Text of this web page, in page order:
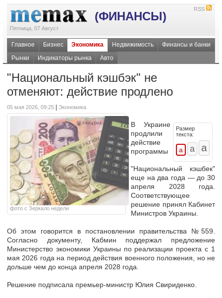
(ФИНАНСЫ)
Пятница, 07 Август
RSS
Главное Бизнес Экономика Недвижимость
Финансы и банки
Рынки
Индикаторы рынка Авто
"Национальный кэшбэк" не
отменяют: действие продлено
05 мая 2026, 09:25 Экономика
фото с Зеркало недели
Размер
текста:
В Украине
продлили
действие
программы
"Национальный кэшбек"
еще на два года — до 30
апреля 2028 года.
Соответствующее
решение принял Кабинет
Министров Украины.
Об этом говорится в постановлении правительства №559.
Согласно документу, Кабмин поддержал предложение
Министерство экономики Украины по реализации проекта с 1
мая 2026 года на период действия военного положения, но не
дольше чем до конца апреля 2028 года.
Решение подписала премьер-министр Юлия Свириденко.